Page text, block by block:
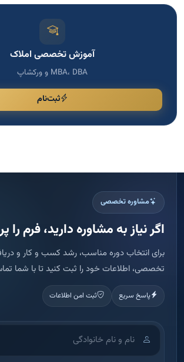
آموزش تخصصی املاک
MBA، DBA و ورکشاپ
ثبت‌نام
مشاوره تخصصی
اگر نیاز به مشاوره دارید، فرم را
برای انتخاب دوره مناسب، رشد کسب و کار و
تخصصی، اطلاعات خود را ثبت کنید تا با شما
پاسخ سریع ثبت امن اطلاعات